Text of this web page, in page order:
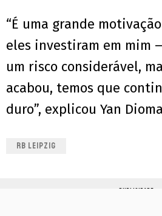
“É uma grande
eles investiram em mim
um risco considerável,
acabou, temos que
duro”, explicou Yan
RB LEIPZIG
PUBLICIDADE